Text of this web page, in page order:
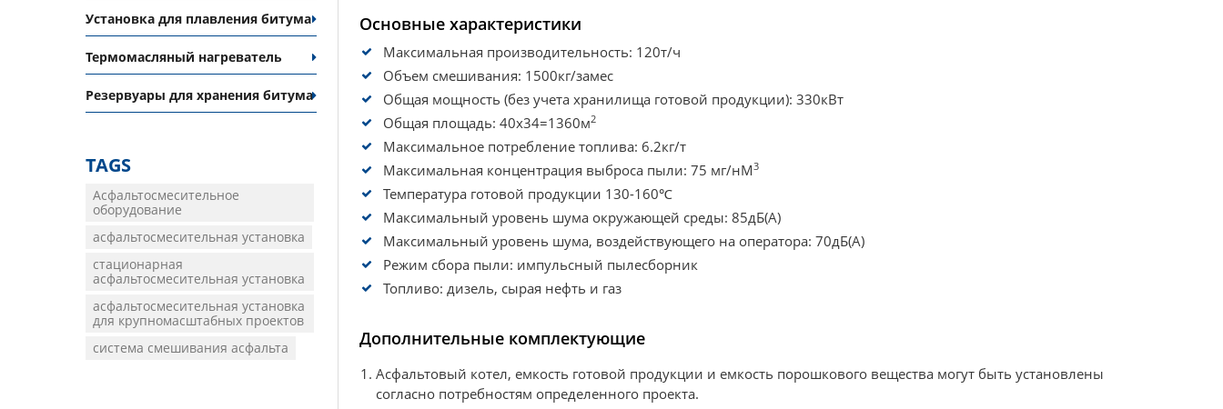
Основные характеристики
Максимальная производительность: 120т/ч
Объем смешивания: 1500кг/замес
Общая мощность (без учета хранилища готовой продукции): 330кВт
Общая площадь: 40x34=1360м2
Максимальное потребление топлива: 6.2кг/т
Максимальная концентрация выброса пыли: 75 мг/нМ3
Температура готовой продукции 130-160℃
Максимальный уровень шума окружающей среды: 85дБ(A)
Максимальный уровень шума, воздействующего на оператора: 70дБ(A)
Режим сбора пыли: импульсный пылесборник
Топливо: дизель, сырая нефть и газ
Дополнительные комплектующие
Асфальтовый котел, емкость готовой продукции и емкость порошкового вещества могут быть установлены
согласно потребностям определенного проекта.
Установка для плавления битума
Термомасляный нагреватель
Резервуары для хранения битума
TAGS
Асфальтосмесительное
оборудование
асфальтосмесительная установка
стационарная
асфальтосмесительная установка
асфальтосмесительная установка
для крупномасштабных проектов
система смешивания асфальта